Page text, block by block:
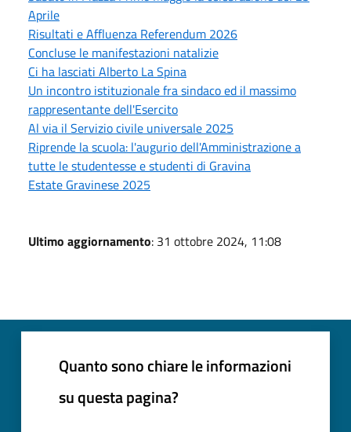
Aprile
Risultati e Affluenza Referendum 2026
Concluse le manifestazioni natalizie
Ci ha lasciati Alberto La Spina
Un incontro istituzionale fra sindaco ed il massimo
rappresentante dell'Esercito
Al via il Servizio civile universale 2025
Riprende la scuola: l'augurio dell'Amministrazione a
tutte le studentesse e studenti di Gravina
Estate Gravinese 2025
Ultimo aggiornamento: 31 ottobre 2024, 11:08
Quanto sono chiare le informazioni
su questa pagina?